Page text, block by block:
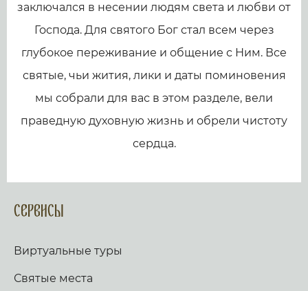
заключался в несении людям света и любви от
Господа. Для святого Бог стал всем через
глубокое переживание и общение с Ним. Все
святые, чьи жития, лики и даты поминовения
мы собрали для вас в этом разделе, вели
праведную духовную жизнь и обрели чистоту
сердца.
Сервисы
Виртуальные туры
Святые места